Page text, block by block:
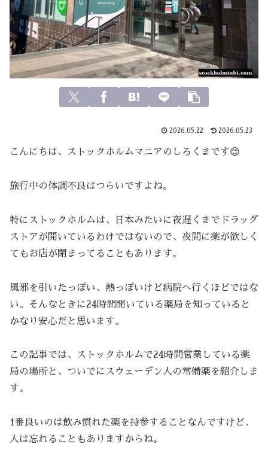
2026.05.22 2026.05.23
こんにちは、ストックホルムマニアのしろくまです😊
旅行中の体調不良はつらいですよね。
特にストックホルムは、日本みたいに夜遅くまでドラッグ
ストアが開いているわけではないので、夜間に薬が欲しく
てもお店が閉まってることもあります。
風邪を引いたっぽい、熱っぽいけど病院へ行くほどではな
い。そんなときに24時間開いている薬局を知っていると
かなり安心だと思います。
この記事では、ストックホルムで24時間営業している薬
局の場所と、ついでにスウェーデン人の常備薬を紹介しま
す。
1番良いのは飲み慣れた薬を持参することなんですけど、
人は忘れることもありますからね。